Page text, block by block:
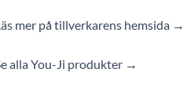
mer på tillverkarens hemsida →
alla You-Ji produkter →